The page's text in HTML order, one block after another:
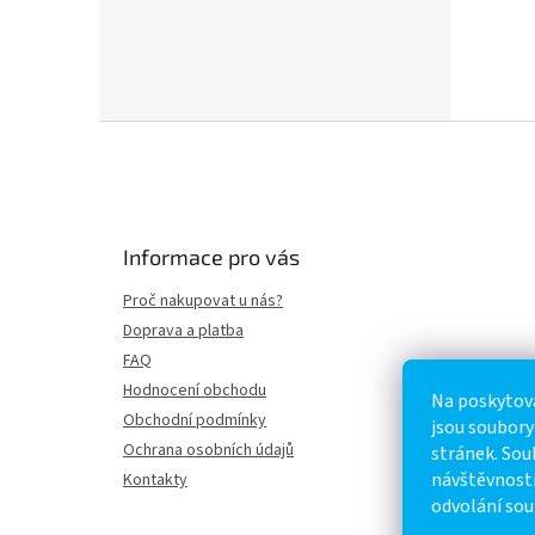
Na
jsou
stránek.
odvolání
Informace pro vás
Proč nakupovat u nás?
Doprava a platba
FAQ
Hodnocení obchodu
Obchodní podmínky
Ochrana osobních údajů
Kontakty